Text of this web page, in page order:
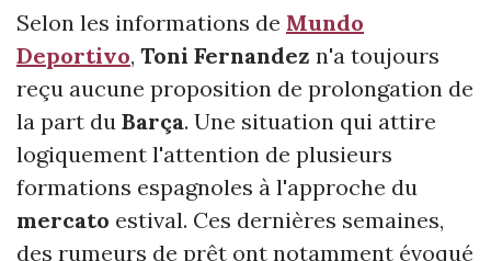
Selon les informations de Mundo
Deportivo, Toni Fernandez n'a toujours
reçu aucune proposition de prolongation de
la part du Barça. Une situation qui attire
logiquement l'attention de plusieurs
formations espagnoles à l'approche du
mercato estival. Ces dernières semaines,
des rumeurs de prêt ont notamment évoqué